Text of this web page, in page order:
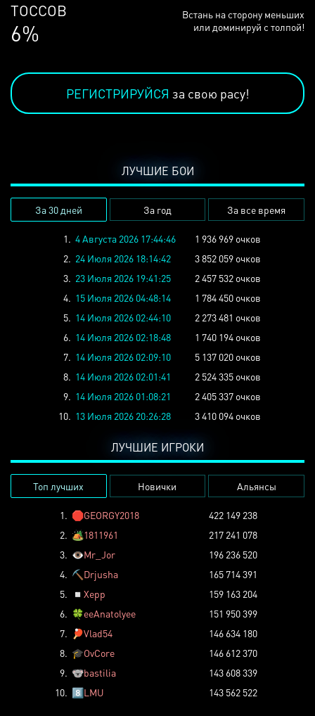
ЛЮДЕЙ
68%
Встань на сторону меньших
или доминируй с толпой!
РЕГИСТРИРУЙСЯ за свою расу!
ЛУЧШИЕ БОИ
За 30 дней За год За все время
1. 4 Августа 2026 17:44:46
1 936 969 очков
2. 24 Июля 2026 18:14:42
3 852 059 очков
3. 23 Июля 2026 19:41:25
2 457 532 очков
4. 15 Июля 2026 04:48:14
1 784 450 очков
5. 14 Июля 2026 02:44:10
2 273 481 очков
6. 14 Июля 2026 02:18:48
1 740 194 очков
7. 14 Июля 2026 02:09:10
5 137 020 очков
8. 14 Июля 2026 02:01:41
2 524 335 очков
9. 14 Июля 2026 01:08:21
2 405 337 очков
10. 13 Июля 2026 20:26:28 3 410 094 очков
ЛУЧШИЕ ИГРОКИ
Топ лучших Новички Альянсы
1. 🛑GEORGY2018
422 149 238
2. 🏕️1811961
217 241 078
3. 👁️Mr_Jor
196 236 520
4. ⛏️ Drjusha
165 714 391
5.
◽ Xepp
159 163 204
6. 🍀eeAnatolyee
151 950 399
7.
🏓Vlad54
146 634 180
8. 🎓OvCore
146 612 370
9. 🐨bastilia
143 608 339
10. 8️⃣LMU 143 562 522